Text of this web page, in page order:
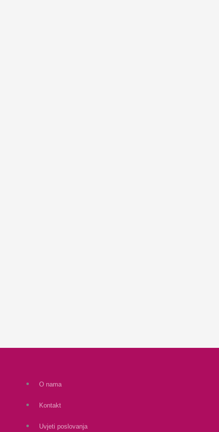
O nama
Kontakt
Uvjeti poslovanja